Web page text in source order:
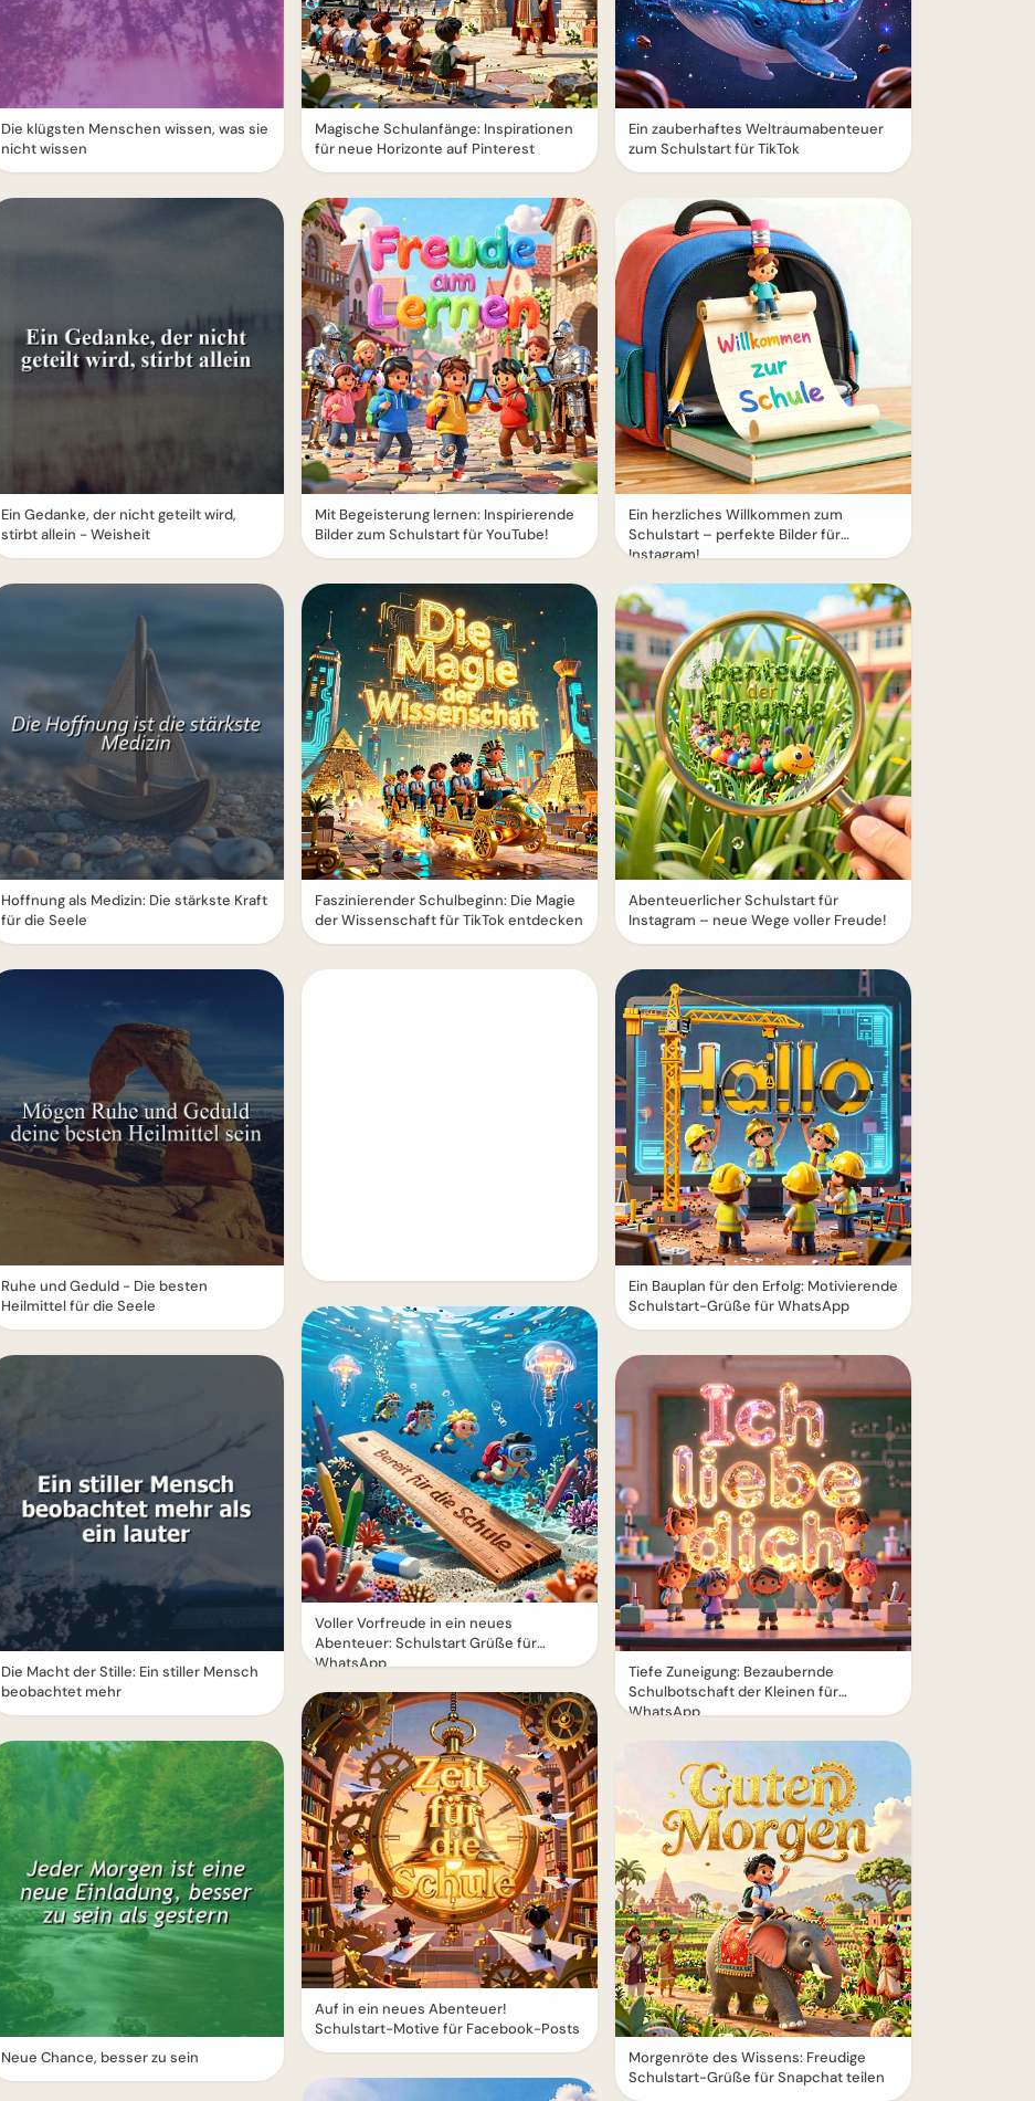
Die klügsten Menschen wissen, was sie
nicht wissen
Ein Gedanke, der nicht geteilt wird,
stirbt allein - Weisheit
Hoffnung als Medizin: Die stärkste Kraft
für die Seele
Ruhe und Geduld - Die besten
Heilmittel für die Seele
Die Macht der Stille: Ein stiller Mensch
beobachtet mehr
Neue Chance, besser zu sein
Magische Schulanfänge: Inspirationen
für neue Horizonte auf Pinterest
Mit Begeisterung lernen: Inspirierende
Bilder zum Schulstart für YouTube!
Faszinierender Schulbeginn: Die Magie
der Wissenschaft für TikTok entdecken
Voller Vorfreude in ein neues
Abenteuer: Schulstart Grüße für
WhatsApp
Auf in ein neues Abenteuer!
Schulstart-Motive für Facebook-Posts
Ein zauberhaftes Weltraumabenteuer
zum Schulstart für TikTok
Ein herzliches Willkommen zum
Schulstart – perfekte Bilder für
Instagram!
Abenteuerlicher Schulstart für
Instagram – neue Wege voller Freude!
Ein Bauplan für den Erfolg: Motivierende
Schulstart-Grüße für WhatsApp
Tiefe Zuneigung: Bezaubernde
Schulbotschaft der Kleinen für
WhatsApp
Morgenröte des Wissens: Freudige
Schulstart-Grüße für Snapchat teilen